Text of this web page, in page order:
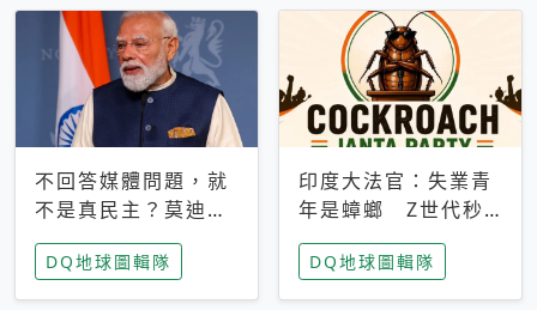
不回答媒體問題，就
不是真民主？莫迪訪
歐拒回答問題 挪威
記者：你怕什麼
DQ地球圖輯隊
印度大法官：失業青
年是蟑螂 Z世代秒
成立「蟑螂人民
黨」，追蹤數是執政
黨兩倍
DQ地球圖輯隊